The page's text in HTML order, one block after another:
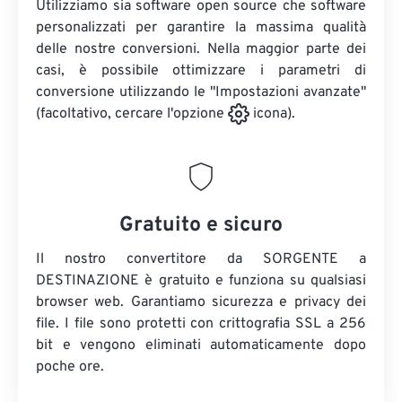
Utilizziamo sia software open source che software
personalizzati per garantire la massima qualità
delle nostre conversioni. Nella maggior parte dei
casi, è possibile ottimizzare i parametri di
conversione utilizzando le "Impostazioni avanzate"
(facoltativo, cercare l'opzione
icona).
Gratuito e sicuro
Il nostro convertitore da SORGENTE a
DESTINAZIONE è gratuito e funziona su qualsiasi
browser web. Garantiamo sicurezza e privacy dei
file. I file sono protetti con crittografia SSL a 256
bit e vengono eliminati automaticamente dopo
poche ore.